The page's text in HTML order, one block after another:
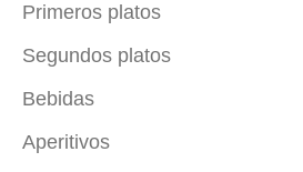
Primeros platos
Arroz
Pasta
Huevos
Segundos platos
Carne
Pescado
Bebidas
Con alcohol
Aperitivos